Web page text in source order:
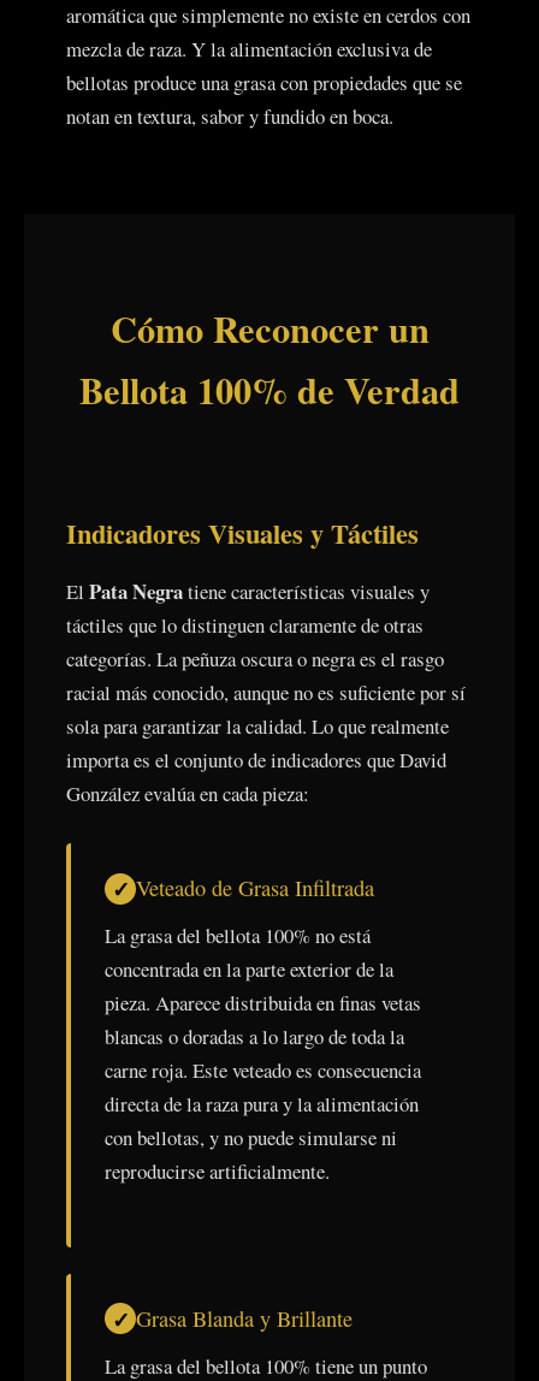
aromática que simplemente no existe en cerdos con
mezcla de raza. Y la alimentación exclusiva de
bellotas produce una grasa con propiedades que se
notan en textura, sabor y fundido en boca.
Cómo Reconocer un
Bellota 100% de Verdad
Indicadores Visuales y Táctiles
El Pata Negratiene características visuales y
táctiles que lo distinguen claramente de otras
categorías. La peñuza oscura o negra es el rasgo
racial más conocido, aunque no es suficiente por sí
sola para garantizar la calidad. Lo que realmente
importa es el conjunto de indicadores que David
González evalúa en cada pieza:
Veteado de Grasa Infiltrada
La grasa del bellota 100% no está
concentrada en la parte exterior de la
pieza. Aparece distribuida en finas vetas
blancas o doradas a lo largo de toda la
carne roja. Este veteado es consecuencia
directa de la raza pura y la alimentación
con bellotas, y no puede simularse ni
reproducirse artificialmente.
Grasa Blanda y Brillante
La grasa del bellota 100% tiene un punto